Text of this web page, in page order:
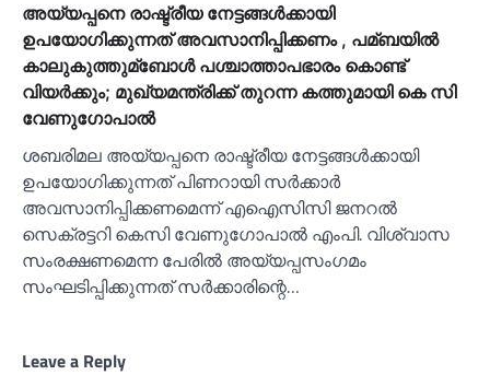
അയ്യപ്പനെ രാഷ്ട്രീയ നേട്ടങ്ങള്‍ക്കായി
ഉപയോഗിക്കുന്നത് അവസാനിപ്പിക്കണം , പമ്ബയില്‍
കാലുകുത്തുമ്ബോള്‍ പശ്ചാത്താപഭാരം കൊണ്ട്
വിയര്‍ക്കും; മുഖ്യമന്ത്രിക്ക് തുറന്ന കത്തുമായി കെ സി
വേണുഗോപാല്‍
ശബരിമല അയ്യപ്പനെ രാഷ്ട്രീയ നേട്ടങ്ങള്‍ക്കായി
ഉപയോഗിക്കുന്നത് പിണറായി സര്‍ക്കാര്‍
അവസാനിപ്പിക്കണമെന്ന് എഐസിസി ജനറല്‍
സെക്രട്ടറി കെസി വേണുഗോപാല്‍ എംപി. വിശ്വാസ
സംരക്ഷണമെന്ന പേരില്‍ അയ്യപ്പസംഗമം
സംഘടിപ്പിക്കുന്നത് സര്‍ക്കാരിന്റെ…
Leave a Reply